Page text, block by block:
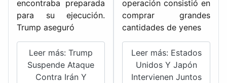
encontraba preparada
para su ejecución.
Trump aseguró
Leer más: Trump
Suspende Ataque
Contra Irán Y
operación consistió en
comprar grandes
cantidades de yenes
Leer más: Estados
Unidos Y Japón
Intervienen Juntos